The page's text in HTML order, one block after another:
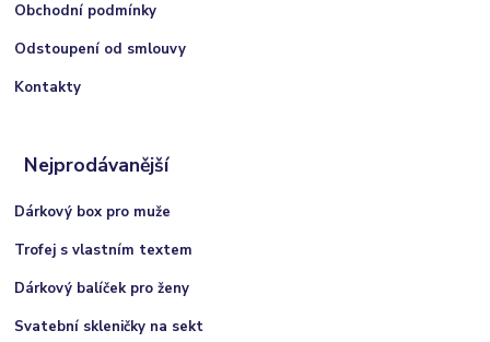
Obchodní podmínky
Odstoupení od smlouvy
Kontakty
Nejprodávanější
Dárkový box pro muže
Trofej s vlastním textem
Dárkový balíček pro ženy
Svatební skleničky na sekt